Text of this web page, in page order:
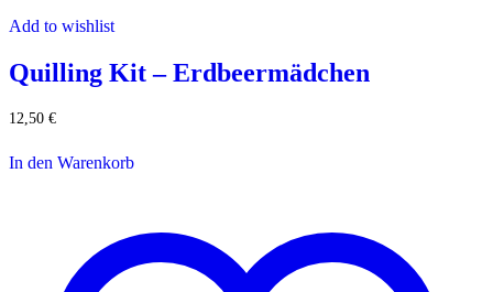
Add to wishlist
Quilling Kit – Erdbeermädchen
12,50 €
In den Warenkorb